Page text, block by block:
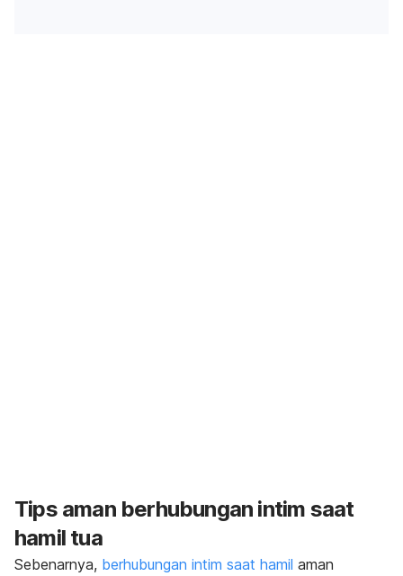
Tips aman berhubungan intim saat
hamil tua
Sebenarnya, berhubungan intim saat hamil aman